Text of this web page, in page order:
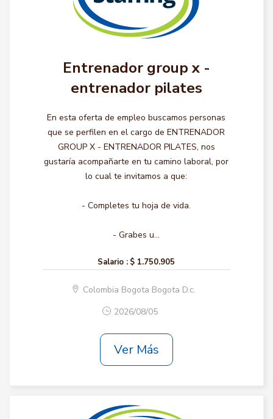
Entrenador group x -
entrenador pilates
En esta oferta de empleo buscamos personas
que se perfilen en el cargo de ENTRENADOR
GROUP X - ENTRENADOR PILATES, nos
gustaría acompañarte en tu camino laboral, por
lo cual te invitamos a que:
- Completes tu hoja de vida.
- Grabes u...
Salario : $ 1.750.905
Colombia Bogota Bogota D.c.
2026/08/05
Ver Más